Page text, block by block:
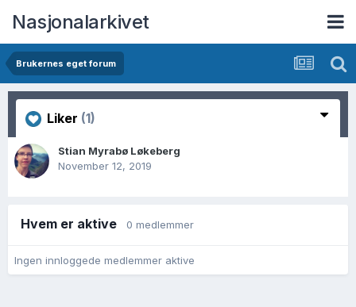
Nasjonalarkivet
Brukernes eget forum
Liker (1)
Stian Myrabø Løkeberg
November 12, 2019
Hvem er aktive 0 medlemmer
Ingen innloggede medlemmer aktive